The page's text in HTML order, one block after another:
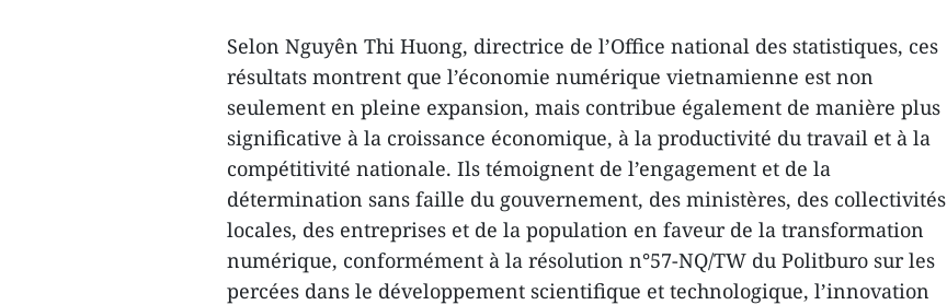
Selon Nguyên Thi Huong, directrice de l’Office national des statistiques, ces
résultats montrent que l’économie numérique vietnamienne est non
seulement en pleine expansion, mais contribue également de manière plus
significative à la croissance économique, à la productivité du travail et à la
compétitivité nationale. Ils témoignent de l’engagement et de la
détermination sans faille du gouvernement, des ministères, des collectivités
locales, des entreprises et de la population en faveur de la transformation
numérique, conformément à la résolution n°57-NQ/TW du Politburo sur les
percées dans le développement scientifique et technologique, l’innovation